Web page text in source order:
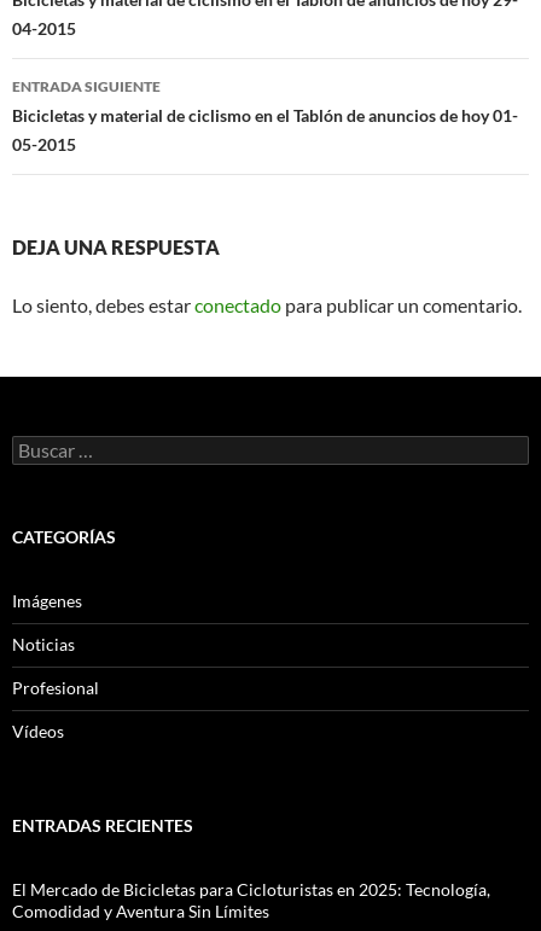
entradas
04-2015
ENTRADA SIGUIENTE
Bicicletas y material de ciclismo en el Tablón de anuncios de hoy 01-
05-2015
DEJA UNA RESPUESTA
Lo siento, debes estarconectado para publicar un comentario.
Buscar:
CATEGORÍAS
Imágenes
Noticias
Profesional
Vídeos
ENTRADAS RECIENTES
El Mercado de Bicicletas para Cicloturistas en 2025: Tecnología,
Comodidad y Aventura Sin Límites